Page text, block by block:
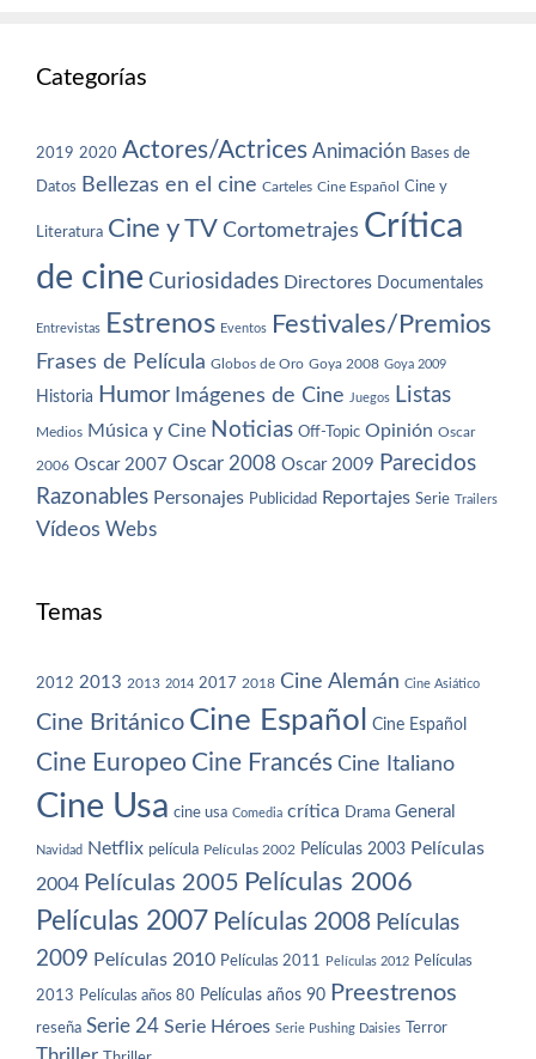
Categorías
2019 2020 Actores/Actrices Animación Bases de
Datos Bellezas en el cine Carteles Cine Español Cine y
Literatura Cine y TV Cortometrajes Crítica
de cine Curiosidades Directores Documentales
Entrevistas Estrenos Eventos Festivales/Premios
Frases de Película Globos de Oro Goya 2008 Goya 2009
Historia Humor Imágenes de Cine Juegos Listas
Medios Música y Cine Noticias Off-Topic Opinión Oscar
2006 Oscar 2007 Oscar 2008 Oscar 2009 Parecidos
Razonables Personajes Publicidad Reportajes Serie Trailers
Vídeos Webs
Temas
2012 2013 2013 2014 2017 2018 Cine Alemán Cine Asiático
Cine Británico Cine Español Cine Español
Cine Europeo Cine Francés Cine Italiano
Cine Usa cine usa Comedia crítica Drama General
Navidad Netflix película Películas 2002 Películas 2003 Películas
2004 Películas 2005 Películas 2006
Películas 2007 Películas 2008 Películas
2009 Películas 2010 Películas 2011 Películas 2012 Películas
2013 Películas años 80 Películas años 90 Preestrenos
reseña Serie 24 Serie Héroes Serie Pushing Daisies Terror